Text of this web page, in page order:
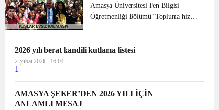
için yayımladığı mesajda şu ifadelere
yer verdi; “Yıllardır...
Amasya Üniversitesi Fen Bilgisi
Öğretmenliği Bölümü ‘Topluma hizmet
kuş evleri haline getirdiler. Daha
2026 yılı berat kandili kutlama listesi
2 Şubat 2026 - 16:04
1
AMASYA ŞEKER’DEN 2026 YILI İÇİN
ANLAMLI MESAJ